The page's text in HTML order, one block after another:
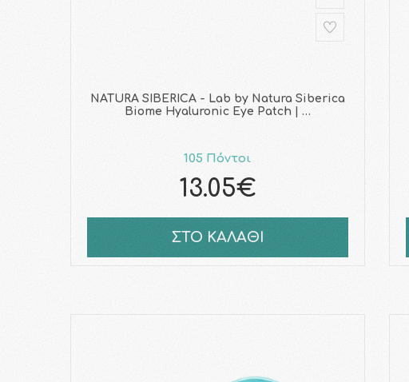
NATURA SIBERICA - Lab by Natura Siberica
Biome Hyaluronic Eye Patch | …
105 Πόντοι
13.05€
ΣΤΟ ΚΑΛΑΘΙ